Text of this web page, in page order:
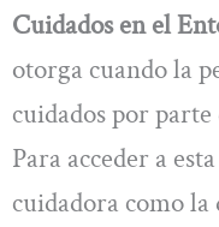
Cuidados en el
otorga cuando la
cuidados por
Para acceder a
cuidadora como